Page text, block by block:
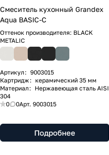
Смеситель кухонный Grandex
Aqua BASIC-C
0 0Арт. 9003015
Оттенок производителя: BLACK
METALIC
Артикул : 9003015
Картридж : керамический 35 мм
Материал : Нержавеющая сталь AISI
304
Подробнее